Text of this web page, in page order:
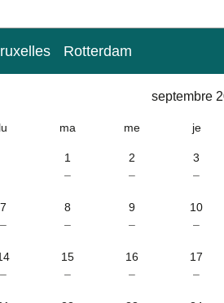
-
Rotterdam
septembre
lu ma me je
1
–
2
–
3
–
7
–
8
–
9
–
10
–
–
15
–
16
–
17
–